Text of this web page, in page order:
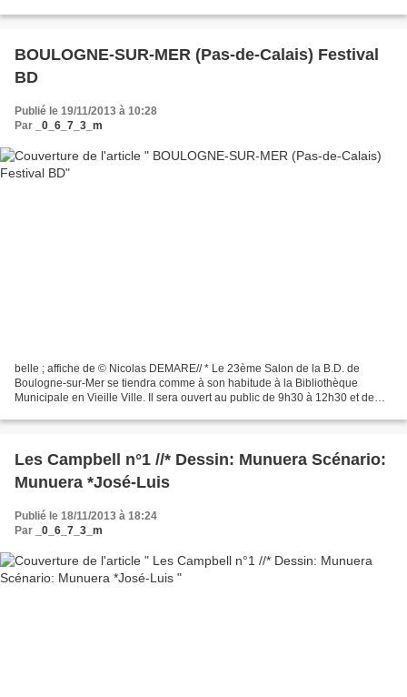
BOULOGNE-SUR-MER (Pas-de-Calais) Festival
BD
Publié le 19/11/2013 à 10:28
Par
_0_6_7_3_m
belle ; affiche de © Nicolas DEMARE// * Le 23ème Salon de la B.D. de
Boulogne-sur-Mer se tiendra comme à son habitude à la Bibliothèque
Municipale en Vieille Ville. Il sera ouvert au public de 9h30 à 12h30 et de
Les Campbell n°1 //* Dessin: Munuera Scénario:
Munuera *José-Luis
Publié le 18/11/2013 à 18:24
Par
_0_6_7_3_m